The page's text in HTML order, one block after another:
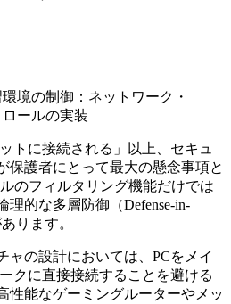
境の制御：ネットワーク・
ールの実装
トに接続される」以上、セキュ
保護者にとって最大の懸念事項と
のフィルタリング機能だけでは
的な多層防御（Defense-in-
ります。
ャの設計においては、PCをメイ
クに直接接続することを避ける
性能なゲーミングルーターやメッ